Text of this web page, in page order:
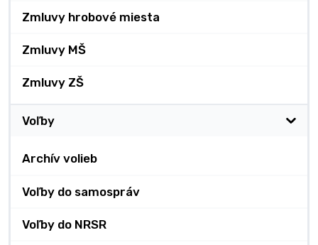
Zmluvy hrobové miesta
Zmluvy MŠ
Zmluvy ZŠ
Voľby
Archív volieb
Voľby do samospráv
Voľby do NRSR